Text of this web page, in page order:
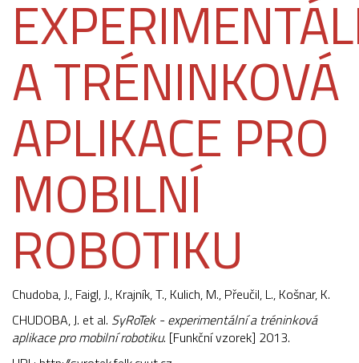
A TRÉNINKOVÁ
APLIKACE PRO
MOBILNÍ
ROBOTIKU
Chudoba, J., Faigl, J., Krajník, T., Kulich, M., Přeučil, L., Košnar, K.
CHUDOBA, J. et al. SyRoTek - experimentální a tréninková
aplikace pro mobilní robotiku. [Funkční vzorek] 2013.